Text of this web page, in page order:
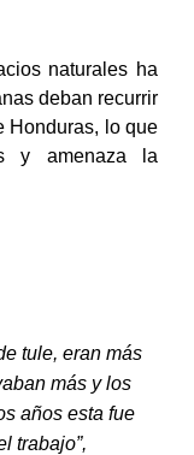
naturales ha
deban recurrir
Honduras, lo que
y amenaza la
tule, eran más
más y los
años esta fue
trabajo”,